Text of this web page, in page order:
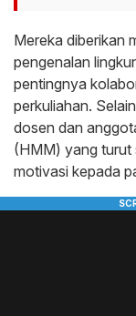
Mereka diberikan
pengenalan
pentingnya
perkuliahan.
dosen dan
(HMM) yang turut
motivasi kepada